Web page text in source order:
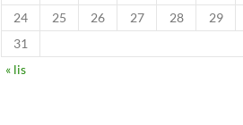
24
25 26 27 28 29
31
« lis